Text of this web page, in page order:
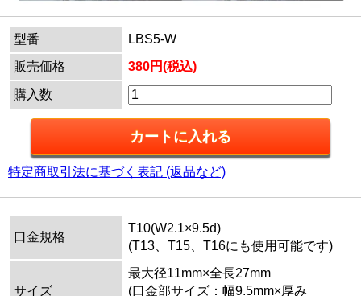
型番
LBS5-W
販売価格
380円(税込)
購入数
特定商取引法に基づく表記 (返品など)
口金規格
T10(W2.1×9.5d)
(T13、T15、T16にも使用可能です)
サイズ
最大径11mm×全長27mm
(口金部サイズ：幅9.5mm×厚み